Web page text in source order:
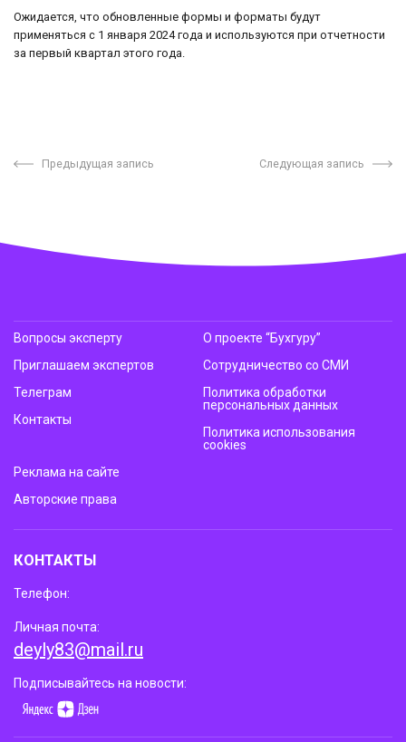
Ожидается, что обновленные формы и форматы будут
применяться с 1 января 2024 года и используются при отчетности
за первый квартал этого года.
Предыдущая запись Следующая запись
Вопросы эксперту
Приглашаем экспертов
Телеграм
Контакты
О проекте “Бухгуру”
Сотрудничество со СМИ
Политика обработки
персональных данных
Политика использования
cookies
Реклама на сайте
Авторские права
КОНТАКТЫ
Телефон:
Личная почта:
deyly83@mail.ru
Подписывайтесь на новости: